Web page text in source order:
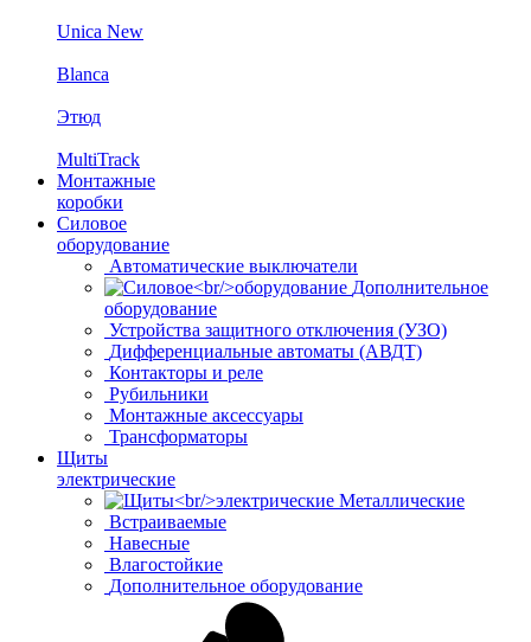
Unica New
Blanca
Этюд
MultiTrack
Монтажные
коробки
Силовое
оборудование
Автоматические выключатели
Дополнительное
оборудование
Устройства защитного отключения (УЗО)
Дифференциальные автоматы (АВДТ)
Контакторы и реле
Рубильники
Монтажные аксессуары
Трансформаторы
Щиты
электрические
Металлические
Встраиваемые
Навесные
Влагостойкие
Дополнительное оборудование